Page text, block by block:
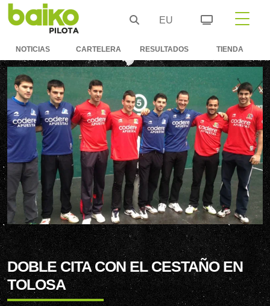
EU
NOTICIAS CARTELERA RESULTADOS TIENDA
DOBLE CITA CON EL CESTAÑO EN
TOLOSA